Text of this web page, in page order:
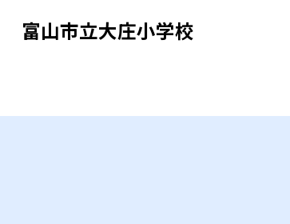
富山市立大庄小学校